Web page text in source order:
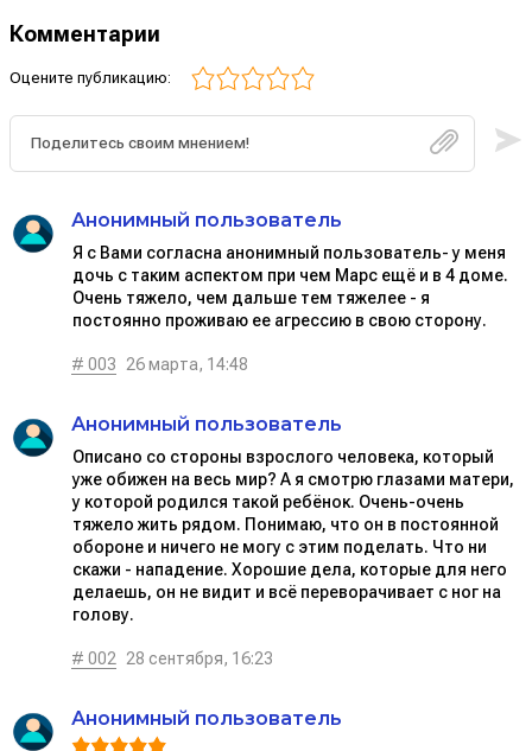
Комментарии
Оцените публикацию:
Анонимный пользователь
Я с Вами согласна анонимный пользователь- у меня
дочь с таким аспектом при чем Марс ещё и в 4 доме.
Очень тяжело, чем дальше тем тяжелее - я
постоянно проживаю ее агрессию в свою сторону.
# 003 26 марта, 14:48
Анонимный пользователь
Описано со стороны взрослого человека, который
уже обижен на весь мир? А я смотрю глазами матери,
у которой родился такой ребёнок. Очень-очень
тяжело жить рядом. Понимаю, что он в постоянной
обороне и ничего не могу с этим поделать. Что ни
скажи - нападение. Хорошие дела, которые для него
делаешь, он не видит и всё переворачивает с ног на
голову.
# 002 28 сентября, 16:23
Анонимный пользователь